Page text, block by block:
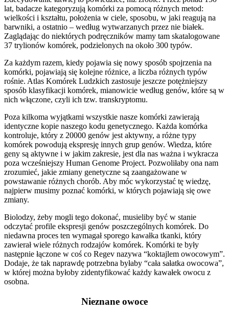
lat, badacze kategoryzują komórki za pomocą różnych metod:
wielkości i kształtu, położenia w ciele, sposobu, w jaki reagują na
barwniki, a ostatnio – według wytwarzanych przez nie białek.
Zaglądając do niektórych podręczników mamy tam skatalogowane
37 trylionów komórek, podzielonych na około 300 typów.
Za każdym razem, kiedy pojawia się nowy sposób spojrzenia na
komórki, pojawiają się kolejne różnice, a liczba różnych typów
rośnie. Atlas Komórek Ludzkich zastosuje jeszcze potężniejszy
sposób klasyfikacji komórek, mianowicie według genów, które są w
nich włączone, czyli ich tzw. transkryptomu.
Poza kilkoma wyjątkami wszystkie nasze komórki zawierają
identyczne kopie naszego kodu genetycznego. Każda komórka
kontroluje, który z 20000 genów jest aktywny, a różne typy
komórek powodują ekspresję innych grup genów. Wiedza, które
geny są aktywne i w jakim zakresie, jest dla nas ważna i wykracza
poza wcześniejszy Human Genome Project. Pozwoliłaby ona nam
zrozumieć, jakie zmiany genetyczne są zaangażowane w
powstawanie różnych chorób. Aby móc wykorzystać tę wiedzę,
najpierw musimy poznać komórki, w których pojawiają się owe
zmiany.
Biolodzy, żeby mogli tego dokonać, musieliby być w stanie
odczytać profile ekspresji genów poszczególnych komórek. Do
niedawna proces ten wymagał sporego kawałka tkanki, który
zawierał wiele różnych rodzajów komórek. Komórki te były
następnie łączone w coś co Regev nazywa “koktajlem owocowym”.
Dodaje, że tak naprawdę potrzebna byłaby “cała sałatka owocowa”,
w której można byłoby zidentyfikować każdy kawałek owocu z
osobna.
Nieznane owoce